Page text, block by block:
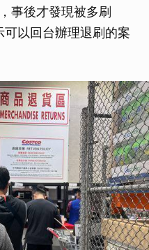
事後才發現被多刷
以回台辦理退刷的案